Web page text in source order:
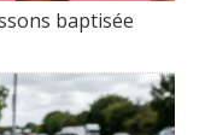
baptisée